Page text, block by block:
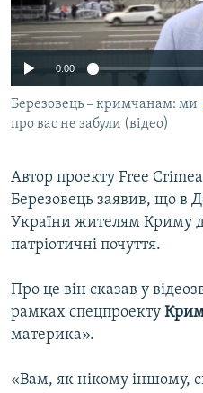
ВІДЕОУРОКИ «ELIFBE»
СВІДЧЕННЯ ОКУПАЦІЇ
УКРАЇНСЬКА ПРОБЛЕМА КРИМУ
ІНФОГРАФІКА
Русский
Qırımtatar
ДОЛУЧАЙСЯ!
Усі сайти RFE/RL
0:00
Березовець – кримчанам: ми
про вас не забули (відео)
Автор проекту Free
Березовець заявив, що в
України жителям Криму
патріотичні почуття.
Про це він сказав у
рамках спецпроекту
материка».
«Вам, як нікому іншому,